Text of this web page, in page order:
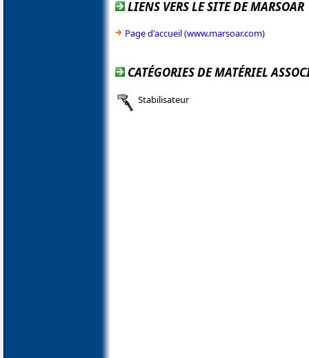
LIENS VERS LE SITE DE MARSOAR
Page d'accueil (www.marsoar.com)
CATÉGORIES DE MATÉRIEL
Stabilisateur